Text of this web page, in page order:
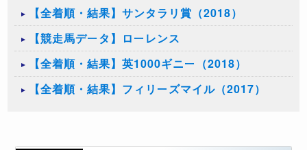
【全着順・結果】サンタラリ賞（2018）
【競走馬データ】ローレンス
【全着順・結果】英1000ギニー（2018）
【全着順・結果】フィリーズマイル（2017）